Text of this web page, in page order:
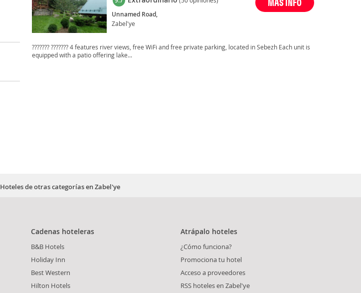
Unnamed Road,
Zabel'ye
??????? ??????? 4 features river views, free WiFi and free private parking, located in Sebezh Each unit is
equipped with a patio offering lake...
Hoteles de otras categorías en Zabel'ye
Cadenas hoteleras
B&B Hotels
Holiday Inn
Best Western
Hilton Hotels
Atrápalo hoteles
¿Cómo funciona?
Promociona tu hotel
Acceso a proveedores
RSS hoteles en Zabel'ye